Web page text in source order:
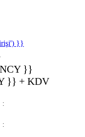
}}
}}
}} + KDV
:
: